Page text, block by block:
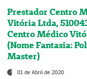
Prestador Centro
Vitória Ltda,
Centro Médico
(Nome Fantasia:
Master)
01 de Abril de 2020